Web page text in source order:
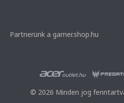
Partnerünk a gamer.shop.hu
© 2026 Minden jog